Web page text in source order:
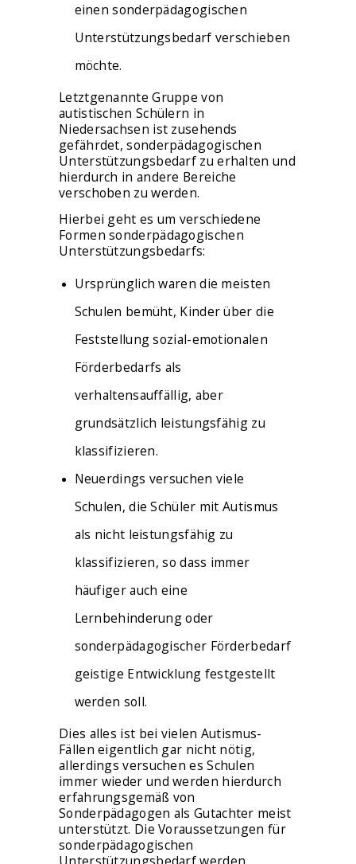
einen sonderpädagogischen
Unterstützungsbedarf verschieben
möchte.
Letztgenannte Gruppe von
autistischen Schülern in
Niedersachsen ist zusehends
gefährdet, sonderpädagogischen
Unterstützungsbedarf zu erhalten und
hierdurch in andere Bereiche
verschoben zu werden.
Hierbei geht es um verschiedene
Formen sonderpädagogischen
Unterstützungsbedarfs:
Ursprünglich waren die meisten
Schulen bemüht, Kinder über die
Feststellung sozial-emotionalen
Förderbedarfs als
verhaltensauffällig, aber
grundsätzlich leistungsfähig zu
klassifizieren.
Neuerdings versuchen viele
Schulen, die Schüler mit Autismus
als nicht leistungsfähig zu
klassifizieren, so dass immer
häufiger auch eine
Lernbehinderung oder
sonderpädagogischer Förderbedarf
geistige Entwicklung festgestellt
werden soll.
Dies alles ist bei vielen Autismus-
Fällen eigentlich gar nicht nötig,
allerdings versuchen es Schulen
immer wieder und werden hierdurch
erfahrungsgemäß von
Sonderpädagogen als Gutachter meist
unterstützt. Die Voraussetzungen für
sonderpädagogischen